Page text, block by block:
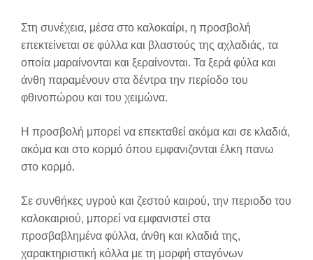
Στη συνέχεια, μέσα στο καλοκαίρι, η προσβολή
επεκτείνεται σε φύλλα και βλαστούς της αχλαδιάς, τα
οποία μαραίνονται και ξεραίνονται. Τα ξερά φύλα και
άνθη παραμένουν στα δέντρα την περίοδο του
φθινοπώρου και του χειμώνα.
Η προσβολή μπορεί να επεκταθεί ακόμα και σε κλαδιά,
ακόμα και στο κορμό όπου εμφανιζονται έλκη πανω
στο κορμό.
Σε συνθήκες υγρού και ζεστού καιρού, την περιοδο του
καλοκαιριού, μπορεί να εμφανιστεί στα
προσβαβλημένα φύλλα, άνθη και κλαδιά της,
χαρακτηριστική κόλλα με τη μορφή σταγόνων